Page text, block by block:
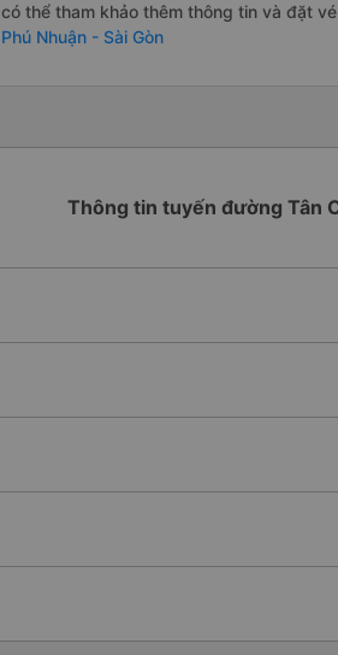
có thể tham khảo thêm thông tin và đặt
Phú Nhuận - Sài Gòn
Thông tin tuyến đường Tân